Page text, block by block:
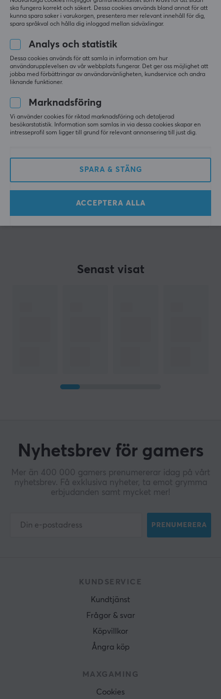
Deltaco Gaming
Transparent Trådlös
Handkontroll (PS4/PC)
449 kr
Hori
Fighting Commander
OCTA Playstation 5 -
499 kr
VISA FLER...
Senast visat
Nyhetsbrev för gamers
Mer än 400 000 gamers prenumererar idag på vårt
nyhetsbrev. Få exklusiva nyheter, ta emot grymma
erbjudanden samt mycket mer!
PRENUMERERA
KUNDSERVICE
Kundtjänst
Frågor & svar
Köpvillkor
Ångra köp
MAXGAMING
Cookies
ska fungera korrekt och säkert. Dessa cookies används bland annat för att
kunna spara saker i varukorgen, presentera mer relevant innehåll för dig,
spara språkval och hålla dig inloggad mellan sidväxlingar.
Analys och statistik
Dessa cookies används för att samla in information om hur
användarupplevelsen av vår webbplats fungerar. Det ger oss möjlighet att
jobba med förbättringar av användarvänligheten, kundservice och andra
liknande funktioner.
Marknadsföring
Vi använder cookies för riktad marknadsföring och detaljerad
besökarstatistik. Information som samlas in via dessa cookies skapar en
intresseprofil som ligger till grund för relevant annonsering till just dig.
SPARA & STÄNG
ACCEPTERA ALLA